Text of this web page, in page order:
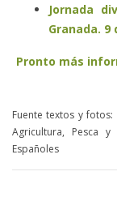
Jornada
Granada. 9
Pronto más
Fuente textos y
Agricultura, Pesca
Españoles